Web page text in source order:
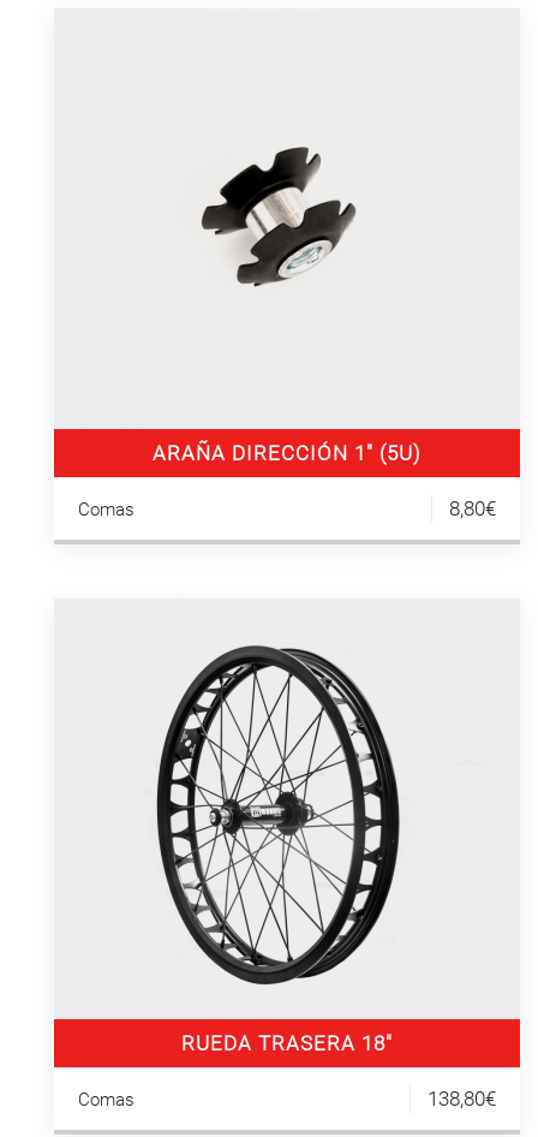
ARAÑA DIRECCIÓN 1″ (5U)
Comas 8,80€
RUEDA TRASERA 18″
Comas 138,80€